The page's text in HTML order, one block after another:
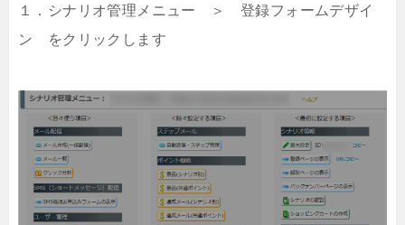
１．シナリオ管理メニュー ＞ 登録フォームデザイ
ン をクリックします